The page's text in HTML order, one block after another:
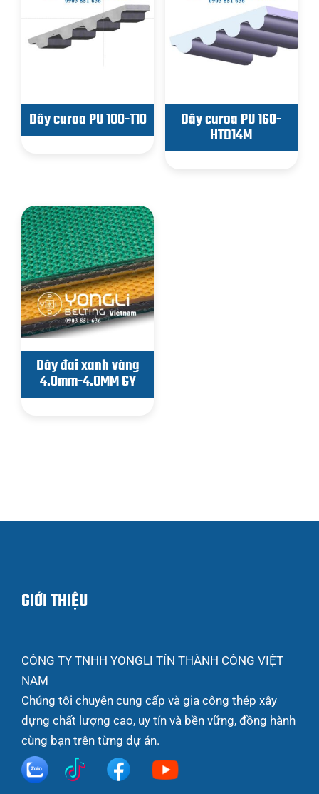
Dây curoa PU 100-T10 Dây curoa PU 160-
HTD14M
Dây đai xanh vàng
4.0mm-4.0MM GY
GIỚI THIỆU
CÔNG TY TNHH YONGLI TÍN THÀNH CÔNG VIỆT
NAM
Chúng tôi chuyên cung cấp và gia công thép xây
dựng chất lượng cao, uy tín và bền vững, đồng hành
cùng bạn trên từng dự án.